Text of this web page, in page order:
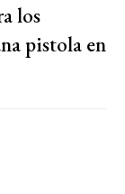
los
pistola en